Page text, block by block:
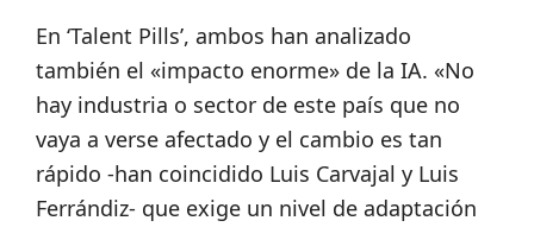
En ‘Talent Pills’, ambos han analizado
también el «impacto enorme» de la IA. «No
hay industria o sector de este país que no
vaya a verse afectado y el cambio es tan
rápido -han coincidido Luis Carvajal y Luis
Ferrándiz- que exige un nivel de adaptación